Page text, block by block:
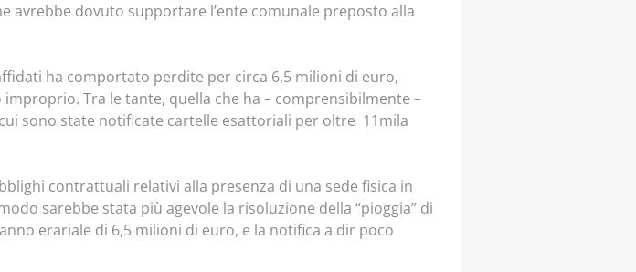
avrebbe dovuto supportare l’ente comunale preposto alla
ha comportato perdite per circa 6,5 milioni di euro,
Tra le tante, quella che ha – comprensibilmente –
sono state notificate cartelle esattoriali per oltre 11mila
contrattuali relativi alla presenza di una sede fisica in
sarebbe stata più agevole la risoluzione della “pioggia” di
erariale di 6,5 milioni di euro, e la notifica a dir poco